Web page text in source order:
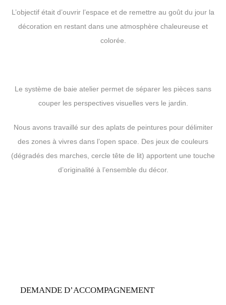
L’objectif était d’ouvrir l’espace et de remettre au goût du jour la
décoration en restant dans une atmosphère chaleureuse et
colorée.
Le système de baie atelier permet de séparer les pièces sans
couper les perspectives visuelles vers le jardin.
Nous avons travaillé sur des aplats de peintures pour délimiter
des zones à vivres dans l’open space. Des jeux de couleurs
(dégradés des marches, cercle tête de lit) apportent une touche
d’originalité à l’ensemble du décor.
DEMANDE D’ACCOMPAGNEMENT